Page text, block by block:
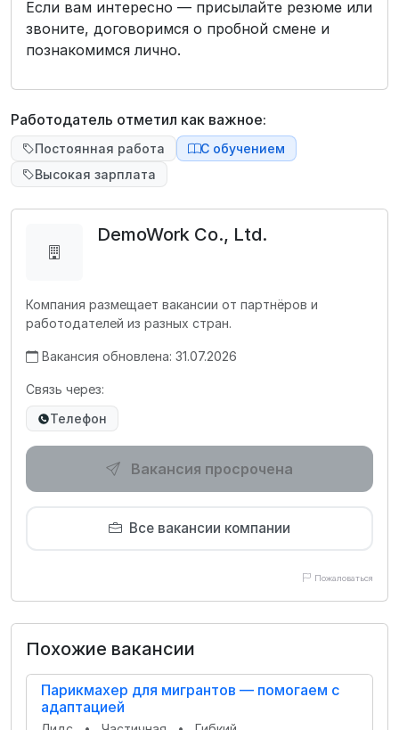
Если вам интересно — присылайте резюме или
звоните, договоримся о пробной смене и
познакомимся лично.
Работодатель отметил как важное:
Постоянная работа
С обучением
Высокая зарплата
DemoWork Co., Ltd.
Компания размещает вакансии от партнёров и
работодателей из разных стран.
Вакансия обновлена: 31.07.2026
Связь через:
Телефон
Вакансия просрочена
Все вакансии компании
Пожаловаться
Похожие вакансии
Парикмахер для мигрантов — помогаем с
адаптацией